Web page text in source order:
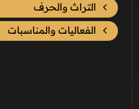
التراث والحرف
الفعاليات والمناسبات